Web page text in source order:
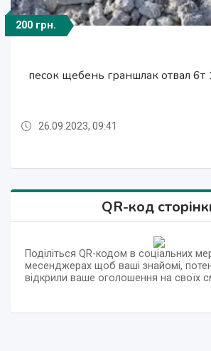
песок щебень
Перевозки вещей мебели
Грузовое такси
Вывоз мусора хлама веток
Грузчики Разнорабочие
200 грн.
песок щебень граншлак отвал 6т
26.09.2023, 09:41
Перевозки вещей мебели
Грузовое такси
QR-код
Поділіться QR-кодом в соціальних
месенджерах щоб ваші знайомі,
відкрили ваше оголошення на своїх